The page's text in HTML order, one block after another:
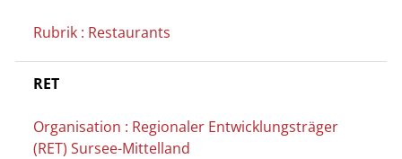
Rubrik : Restaurants
RET
Organisation : Regionaler Entwicklungsträger
(RET) Sursee-Mittelland